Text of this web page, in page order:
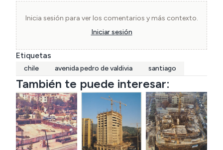
Inicia sesión para ver los comentarios y más contexto.
Iniciar sesión
Etiquetas
chile avenida pedro de valdivia santiago
También te puede interesar: